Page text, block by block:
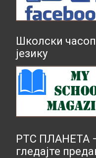
Школски
језику
РТС ПЛАНЕТА –
гледајте